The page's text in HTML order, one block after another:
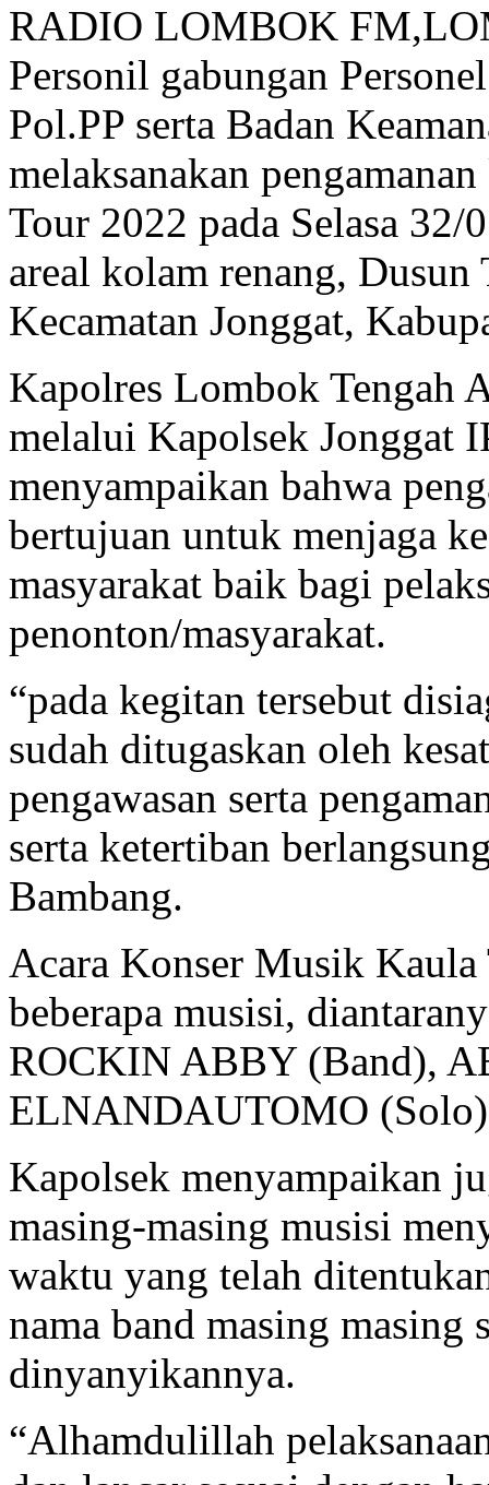
RADIO LOMBOK
Personil gabungan
Pol.PP serta Badan
melaksanakan
Tour 2022 pada Selasa
areal kolam renang, Dusun
Kecamatan Jonggat,
Kapolres Lombok Tengah
melalui Kapolsek Jonggat
menyampaikan bahwa
bertujuan untuk menjaga
masyarakat baik bagi
penonton/masyarakat.
“pada kegitan tersebut
sudah ditugaskan oleh
pengawasan serta
serta ketertiban
Bambang.
Acara Konser Musik
beberapa musisi,
ROCKIN ABBY (Band),
ELNANDAUTOMO
Kapolsek menyampaikan
masing-masing musisi
waktu yang telah
nama band masing masing
dinyanyikannya.
“Alhamdulillah